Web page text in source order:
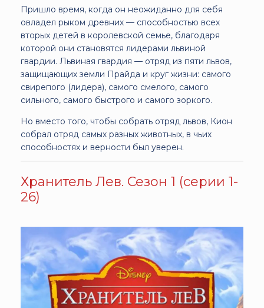
Пришло время, когда он неожиданно для себя
овладел рыком древних — способностью всех
вторых детей в королевской семье, благодаря
которой они становятся лидерами львиной
гвардии. Львиная гвардия — отряд из пяти львов,
защищающих земли Прайда и круг жизни: самого
свирепого (лидера), самого смелого, самого
сильного, самого быстрого и самого зоркого.
Но вместо того, чтобы собрать отряд львов, Кион
собрал отряд самых разных животных, в чьих
способностях и верности был уверен.
Хранитель Лев. Сезон 1 (серии 1-
26)